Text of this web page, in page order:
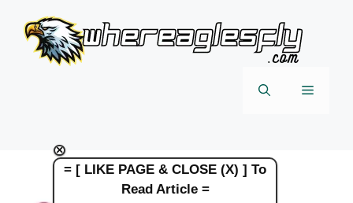
content
Menu
×
= [ LIKE PAGE & CLOSE (X) ] To
Read Article =